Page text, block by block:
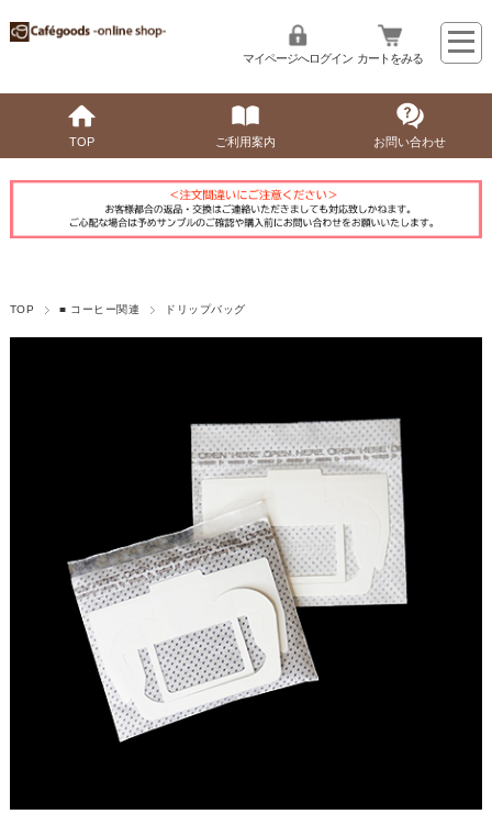
マイページへログイン カートをみる
TOP ご利用案内 お問い合わせ
TOP ■ コーヒー関連 ドリップバッグ